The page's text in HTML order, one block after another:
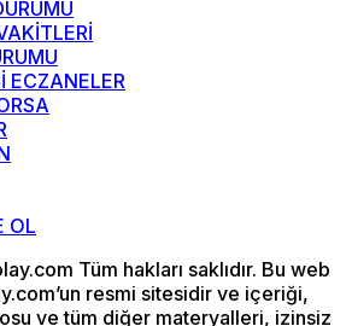
ECZANELER
OL
Tüm hakları saklıdır. Bu web
resmi sitesidir ve içeriği,
ve tüm diğer materyalleri, izinsiz